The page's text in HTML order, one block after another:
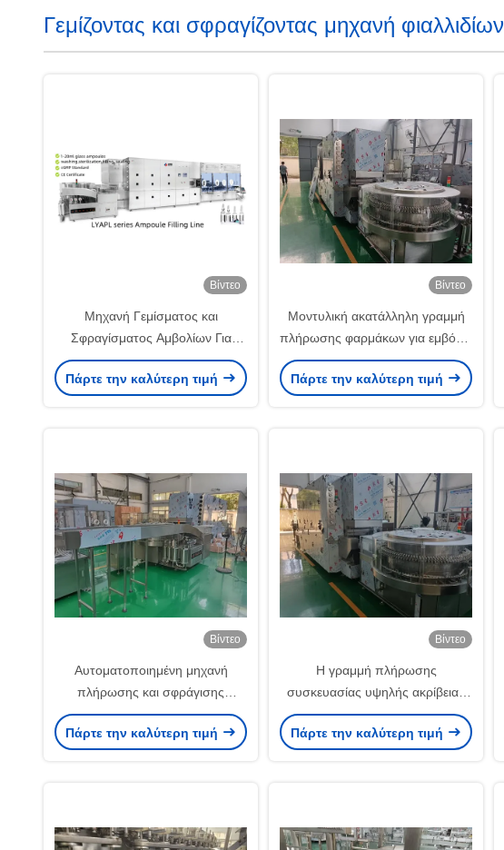
Γεμίζοντας και σφραγίζοντας μηχανή φιαλλιδίων
Βίντεο
Μηχανή Γεμίσματος και
Σφραγίσματος Αμβολίων Για
Ενέσιμα Εμβόλια Γρίπης Με
Απομονωτή, Υψηλής
Πάρτε την καλύτερη τιμή
Βίντεο
Μοντυλική ακατάλληλη γραμμή
πλήρωσης φαρμάκων για εμβόλια
και βιολογικά προϊόντα,
συμμόρφωση με το ISO 14644,
Πάρτε την καλύτερη τιμή
Βίντεο
Αυτοματοποιημένη μηχανή
πλήρωσης και σφράγισης
αποστειρωμένων συσκευών με
τεχνολογία κεραμικής αντλίας,
Πάρτε την καλύτερη τιμή
Βίντεο
Η γραμμή πλήρωσης
συσκευασίας υψηλής ακρίβειας
για διαλύματα πακλιταξέλης,
πλήρωση με άζωτο CE,
Πάρτε την καλύτερη τιμή